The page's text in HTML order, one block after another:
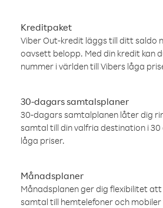
Kreditpaket
Viber Out-kredit läggs till ditt saldo
oavsett belopp. Med din kredit kan
nummer i världen till Vibers låga
30-dagars samtalsplaner
30-dagars samtalplanen låter dig
samtal till din valfria destination i
låga priser.
Månadsplaner
Månadsplanen ger dig flexibilitet
samtal till hemtelefoner och